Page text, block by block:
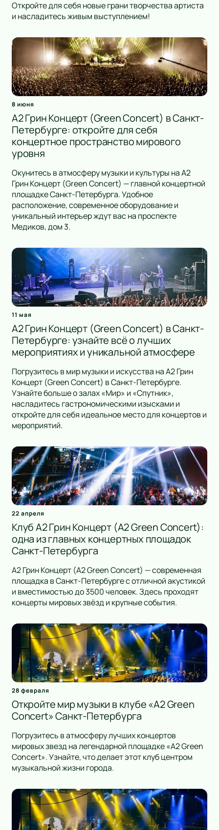
Откройте для себя новые грани творчества артиста
и насладитесь живым выступлением!
8 июня
A2 Грин Концерт (Green Concert) в Санкт-
Петербурге: откройте для себя
концертное пространство мирового
уровня
Окунитесь в атмосферу музыки и культуры на A2
Грин Концерт (Green Concert) — главной концертной
площадке Санкт-Петербурга. Удобное
расположение, современное оборудование и
уникальный интерьер ждут вас на проспекте
Медиков, дом 3.
11 мая
А2 Грин Концерт (Green Concert) в Санкт-
Петербурге: узнайте всё о лучших
мероприятиях и уникальной атмосфере
Погрузитесь в мир музыки и искусства на А2 Грин
Концерт (Green Concert) в Санкт-Петербурге.
Узнайте больше о залах «Мир» и «Спутник»,
насладитесь гастрономическими изысками и
откройте для себя идеальное место для концертов и
мероприятий.
22 апреля
Клуб А2 Грин Концерт (A2 Green Concert):
одна из главных концертных площадок
Санкт-Петербурга
А2 Грин Концерт (A2 Green Concert) — современная
площадка в Санкт-Петербурге с отличной акустикой
и вместимостью до 3500 человек. Здесь проходят
концерты мировых звёзд и крупные события.
28 февраля
Откройте мир музыки в клубе «A2 Green
Concert» Санкт-Петербурга
Погрузитесь в атмосферу лучших концертов
мировых звезд на легендарной площадке «A2 Green
Concert». Узнайте, что делает этот клуб центром
музыкальной жизни города.